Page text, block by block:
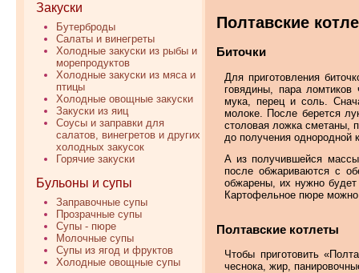
Закуски
Бутерброды
Салаты и винегреты
Холодные закуски из рыбы и
морепродуктов
Холодные закуски из мяса и
птицы
Холодные овощные закуски
Закуски из яиц
Соусы и заправки для
салатов, винегретов и других
холодных закусок
Горячие закуски
Бульоны и супы
Заправочные супы
Прозрачные супы
Супы - пюре
Молочные супы
Супы из ягод и фруктов
Холодные овощные супы
Полтавские
Биточки
Для приготовления
говядины, пара ломтиков
мука, перец и соль.
молоке. После берется
столовая ложка сметаны,
до получения однородной
А из получившейся
после обжариваются с
обжарены, их нужно будет
Картофельное пюре можно
Полтавские котлеты
Чтобы приготовить
чеснока, жир,